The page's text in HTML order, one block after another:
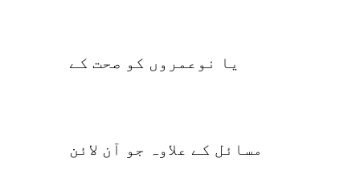
یا نوعمروں کو صحت کے
مسائل کے علاوہ جو آن لائن